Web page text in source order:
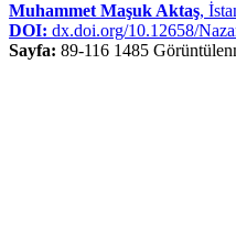
Muhammet Maşuk Aktaş,
DOI: dx.doi.org/10.12658/
Sayfa: 89-116 1485